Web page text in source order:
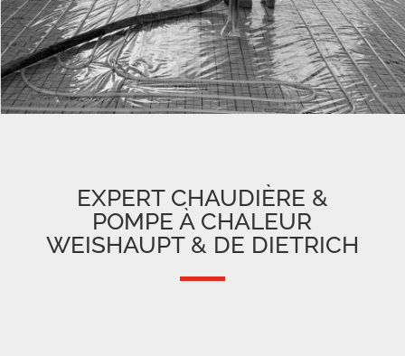
EXPERT CHAUDIÈRE &
POMPE À CHALEUR
WEISHAUPT & DE DIETRICH